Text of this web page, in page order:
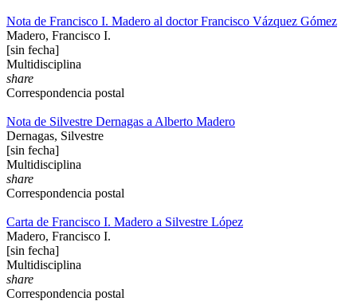
Nota de Francisco I. Madero al doctor Francisco Vázquez Gómez
Madero, Francisco I.
[sin fecha]
Multidisciplina
share
Correspondencia postal
Nota de Silvestre Dernagas a Alberto Madero
Dernagas, Silvestre
[sin fecha]
Multidisciplina
share
Correspondencia postal
Carta de Francisco I. Madero a Silvestre López
Madero, Francisco I.
[sin fecha]
Multidisciplina
share
Correspondencia postal